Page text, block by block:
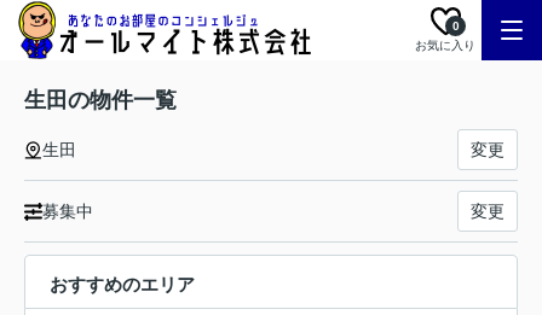
お気に入り
0
生田の物件一覧
生田 変更
募集中 変更
おすすめのエリア